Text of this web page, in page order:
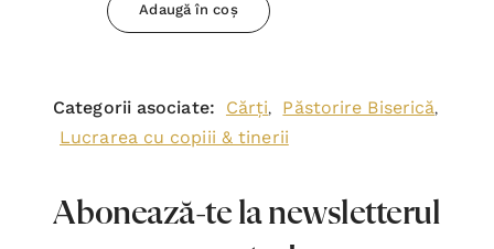
Adaugă în coș
Categorii asociate: Cărți, Păstorire Biserică,
Lucrarea cu copiii & tinerii
Abonează-te la newsletterul